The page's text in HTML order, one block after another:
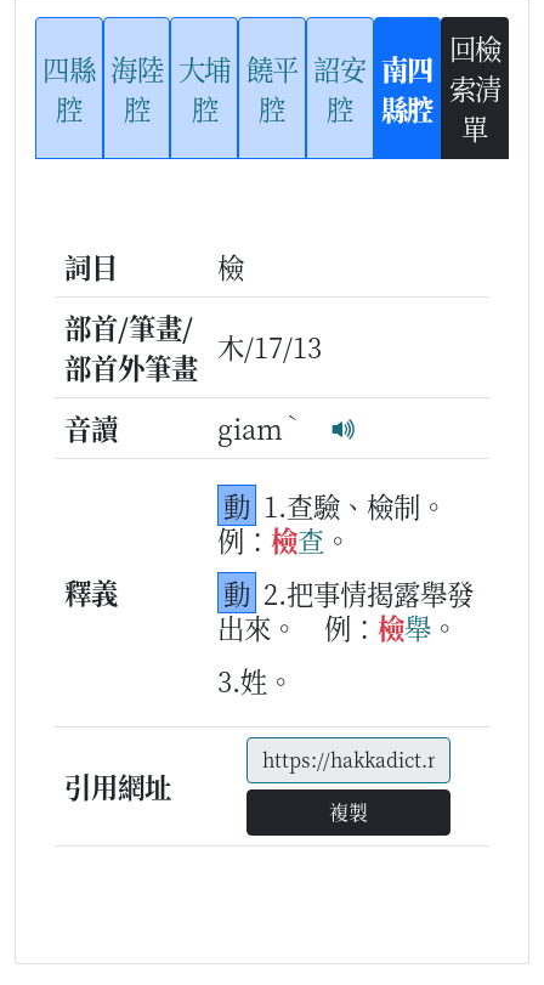
四縣
腔
海陸
腔
大埔
腔
饒平
腔
詔安
腔
南四
縣腔
回檢
索清
單
詞目
檢
部首/筆畫/
部首外筆畫
木/17/13
音讀 giam ˋ
釋義
動 1.查驗、檢制。
例： 檢查 。
動 2.把事情揭露舉發
出來。
例： 檢舉 。
3.姓。
引用網址
複製